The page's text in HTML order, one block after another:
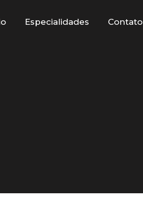
Especialidades Contato